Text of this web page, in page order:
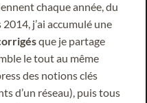
chaque année, du
j’ai accumulé une
que je partage
le tout au même
des notions clés
d’un réseau), puis tous